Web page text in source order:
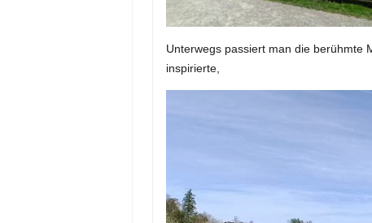
Unterwegs passiert man die berühmte
inspirierte,